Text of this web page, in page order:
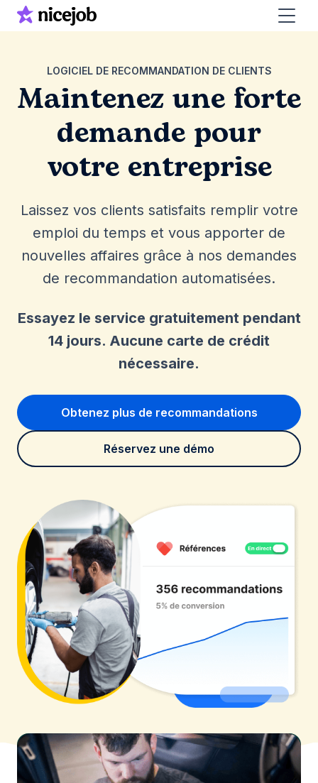
LOGICIEL DE RECOMMANDATION DE CLIENTS
Maintenez une forte
demande pour
votre entreprise
Laissez vos clients satisfaits remplir votre
emploi du temps et vous apporter de
nouvelles affaires grâce à nos demandes
de recommandation automatisées.
Essayez le service gratuitement pendant
14 jours. Aucune carte de crédit
nécessaire.
Obtenez plus de recommandations
Réservez une démo